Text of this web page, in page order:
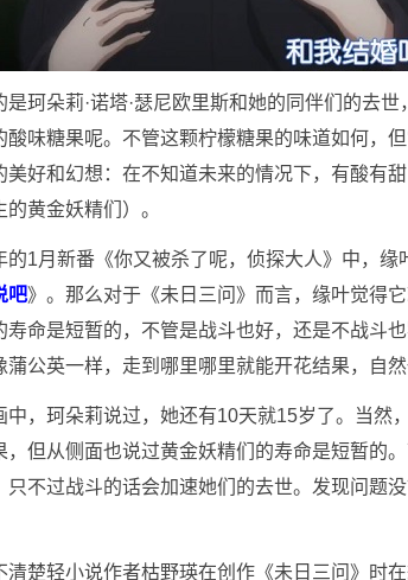
是珂朵莉·诺塔·瑟尼欧里斯和她的同伴们的去
酸味糖果呢。不管这颗柠檬糖果的味道如何，
美好和幻想：在不知道未来的情况下，有酸有
黄金妖精们）。
的1月新番《你又被杀了呢，侦探大人》中，缘
吧》。那么对于《未日三问》而言，缘叶觉得
寿命是短暂的，不管是战斗也好，还是不战斗
蒲公英一样，走到哪里哪里就能开花结果，自
中，珂朵莉说过，她还有10天就15岁了。当然
，但从侧面也说过黄金妖精们的寿命是短暂的
只不过战斗的话会加速她们的去世。发现问题
清楚轻小说作者枯野瑛在创作《未日三问》时